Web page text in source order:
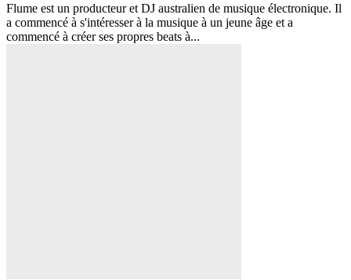
Flume est un producteur et DJ australien de musique électronique. Il
a commencé à s'intéresser à la musique à un jeune âge et a
commencé à créer ses propres beats à...